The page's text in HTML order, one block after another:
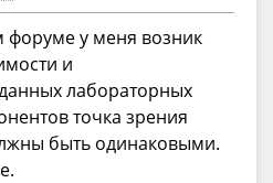
у меня возник
и
лабораторных
точка зрения
быть одинаковыми.